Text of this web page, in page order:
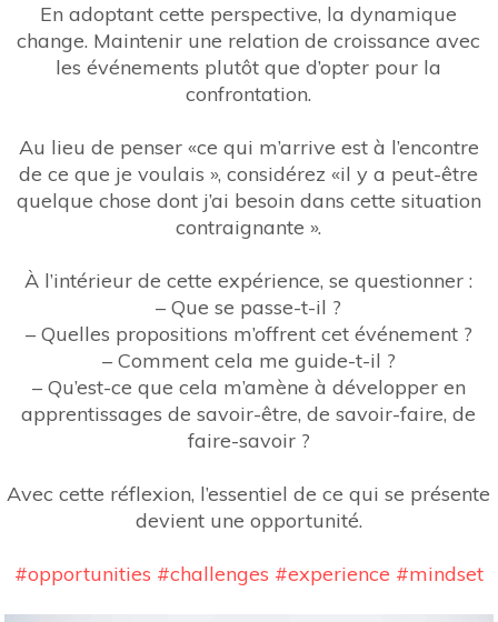
En adoptant cette perspective, la dynamique
change. Maintenir une relation de croissance avec
les événements plutôt que d’opter pour la
confrontation.
Au lieu de penser «ce qui m’arrive est à l’encontre
de ce que je voulais », considérez «il y a peut-être
quelque chose dont j’ai besoin dans cette situation
contraignante ».
À l’intérieur de cette expérience, se questionner :
– Que se passe-t-il ?
– Quelles propositions m’offrent cet événement ?
– Comment cela me guide-t-il ?
– Qu’est-ce que cela m’amène à développer en
apprentissages de savoir-être, de savoir-faire, de
faire-savoir ?
Avec cette réflexion, l’essentiel de ce qui se présente
devient une opportunité.
#opportunities #challenges #experience #mindset